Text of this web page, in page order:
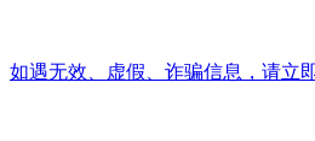
如遇无效、虚假、诈骗信息，请立